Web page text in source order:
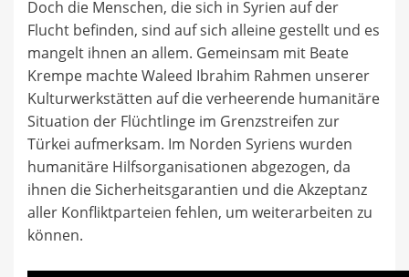
Doch die Menschen, die sich in Syrien auf der
Flucht befinden, sind auf sich alleine gestellt und es
mangelt ihnen an allem. Gemeinsam mit Beate
Krempe machte Waleed Ibrahim Rahmen unserer
Kulturwerkstätten auf die verheerende humanitäre
Situation der Flüchtlinge im Grenzstreifen zur
Türkei aufmerksam. Im Norden Syriens wurden
humanitäre Hilfsorganisationen abgezogen, da
ihnen die Sicherheitsgarantien und die Akzeptanz
aller Konfliktparteien fehlen, um weiterarbeiten zu
können.